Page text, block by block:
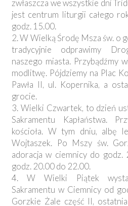
zwłaszcza we wszystkie dni
jest centrum liturgii całego
godz. 15.00.
2. W Wielką Środę Msza św. o
tradycyjnie odprawimy
naszego miasta. Przybądźmy
modlitwę. Pójdziemy na Plac
Pawła II, ul. Kopernika, a
grocie.
3. Wielki Czwartek, to dzień
Sakramentu Kapłaństwa.
kościoła. W tym dniu, albę
Wojtaszek. Po Mszy św.
adoracja w ciemnicy do godz.
godz. 20.00 do 22.00.
4. W Wielki Piątek
Sakramentu w Ciemnicy od
Gorzkie Żale część II,